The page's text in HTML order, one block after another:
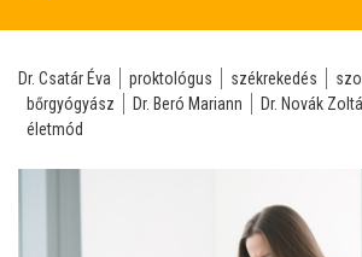
Dr. Csatár Éva proktológus székrekedés
bőrgyógyász
Dr. Beró Mariann Dr. Novák
életmód